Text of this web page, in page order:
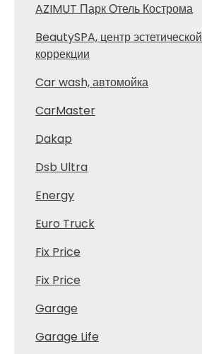
AZIMUT Парк Отель Кострома
BeautySPA, центр эстетической
коррекции
Car wash, автомойка
CarMaster
Dakap
Dsb Ultra
Energy
Euro Truck
Fix Price
Fix Price
Garage
Garage Life